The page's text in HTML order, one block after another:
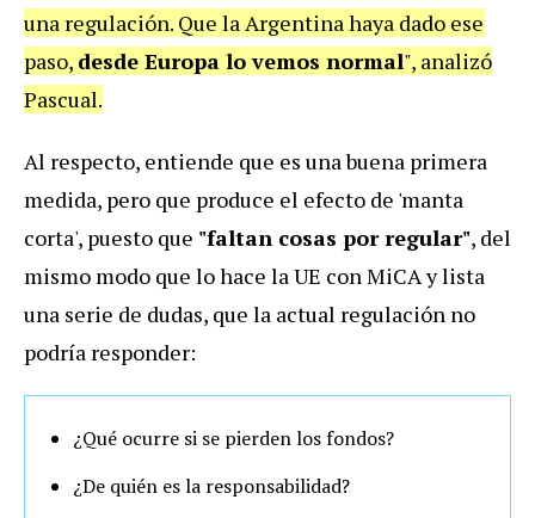
una regulación. Que la Argentina haya dado ese
paso, desde Europa lo vemos normal", analizó
Pascual.
Al respecto, entiende que es una buena primera
medida, pero que produce el efecto de 'manta
corta', puesto que "faltan cosas por regular", del
mismo modo que lo hace la UE conMiCA y lista
una serie de dudas, que la actual regulación no
podría responder:
¿Qué ocurre si se pierden los fondos?
¿De quién es la responsabilidad?